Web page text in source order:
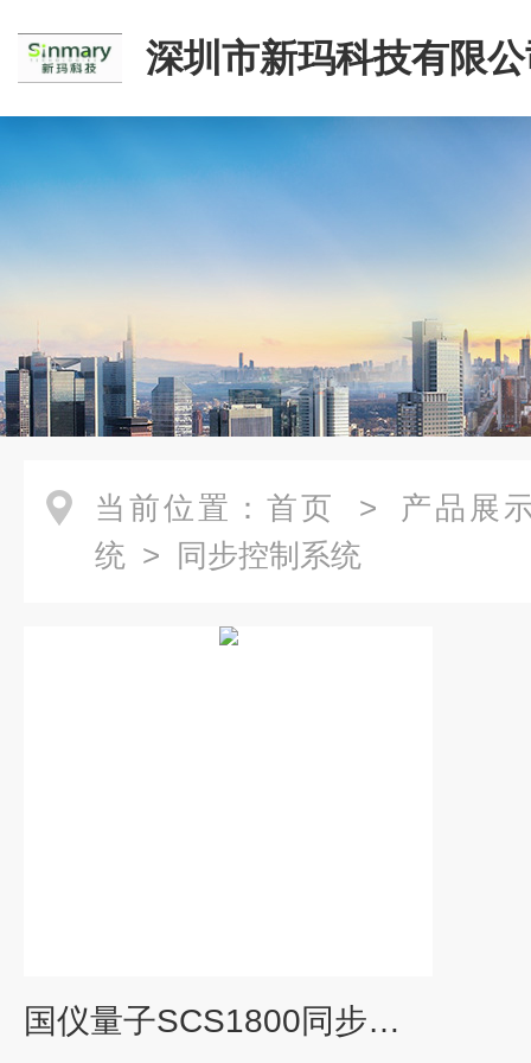
深圳市新玛科技有限
当前位置： 首页 > 产品展
统 > 同步控制系统
国仪量子SCS1800同步控制系统